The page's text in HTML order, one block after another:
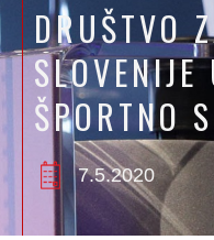
DRUŠTVO
ŠPORTNO
7.5.2020